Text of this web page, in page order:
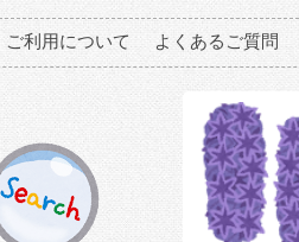
ご利用について よくあるご質問